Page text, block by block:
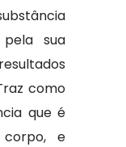
sua
como
que é
e